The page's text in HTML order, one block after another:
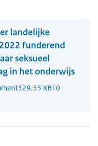
landelijke
funderend
seksueel
in het onderwijs
329.35 KB10